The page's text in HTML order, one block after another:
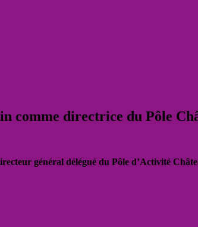
comme directrice du Pôle
général délégué du Pôle d’Activité